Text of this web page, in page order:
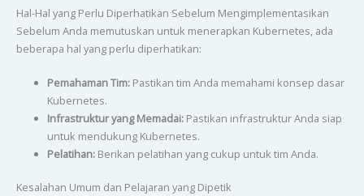
Hal-Hal yang Perlu Diperhatikan Sebelum Mengimplementasikan
Sebelum Anda memutuskan untuk menerapkan Kubernetes, ada
beberapa hal yang perlu diperhatikan:
Pemahaman Tim:Pastikan tim Anda memahami konsep dasar
Kubernetes.
Infrastruktur yang Memadai:Pastikan infrastruktur Anda siap
untuk mendukung Kubernetes.
Pelatihan:Berikan pelatihan yang cukup untuk tim Anda.
Kesalahan Umum dan Pelajaran yang Dipetik